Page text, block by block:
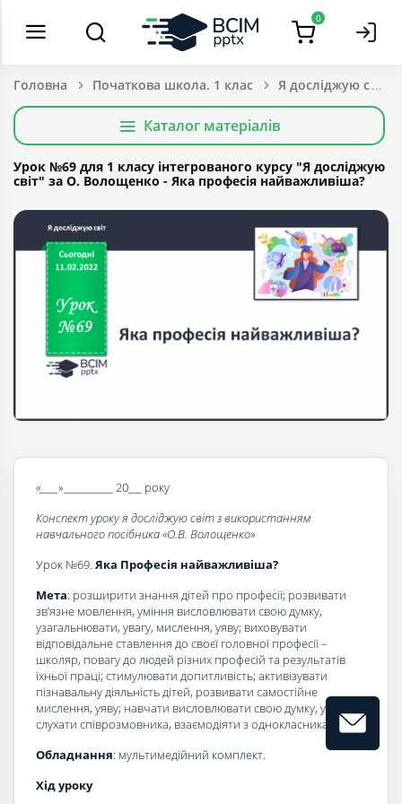
0
Головна Початкова школа. 1 клас Я досліджую світ
Каталог матеріалів
Урок №69 для 1 класу інтегрованого курсу "Я досліджую
світ" за О. Волощенко - Яка професія найважливіша?
«____ »___________ 20___ року
Конспект уроку я досліджую світ з використанням
навчального посібника «О.В. Волощенко»
Урок №69. Яка Професія найважливіша?
Мета: розширити знання дітей про професії; розвивати
зв’язне мовлення, уміння висловлювати свою думку,
узагальнювати, увагу, мислення, уяву; виховувати
відповідальне ставлення до своєї головної професії –
школяр, повагу до людей різних професій та результатів
їхньої праці; стимулювати допитливість; активізувати
пізнавальну діяльність дітей, розвивати самостійне
мислення, уяву; навчати висловлювати свою думку, уважно
слухати співрозмовника, взаємодіяти з однокласниками.
Обладнання: мультимедійний комплект.
Хід уроку